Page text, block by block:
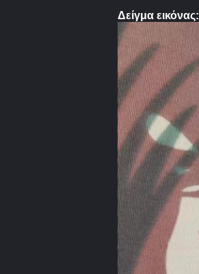
Δείγμα εικόνας: